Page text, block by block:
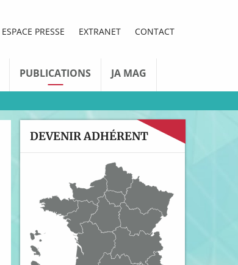
ESPACE PRESSE EXTRANET CONTACT
PUBLICATIONS JA MAG
DEVENIR ADHÉRENT